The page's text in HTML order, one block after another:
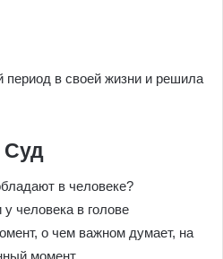
в своей жизни и решила
Суд
в человеке?
человека в голове
о чем важном думает, на